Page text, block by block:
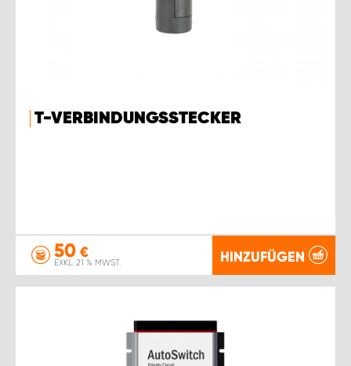
T-VERBINDUNGSSTECKER
50 €
EXKL. 21 % MWST. HINZUFÜGEN